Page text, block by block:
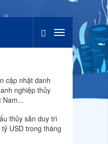
cập nhật danh
nghiệp thủy
Nam...
thủy sản duy trì
USD trong tháng